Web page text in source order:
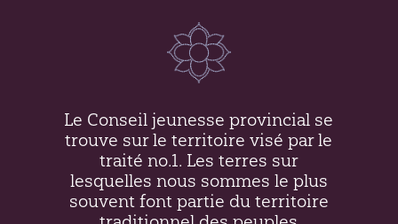
Le Conseil jeunesse provincial se
trouve sur le territoire visé par le
traité no.1. Les terres sur
lesquelles nous sommes le plus
souvent font partie du territoire